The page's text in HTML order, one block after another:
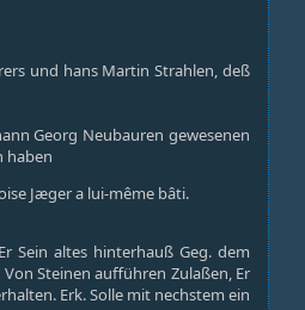
und hans Martin Strahlen, deß
Georg Neubauren gewesenen
haben
Jæger a lui-même bâti.
Sein altes hinterhauß Geg. dem
Steinen aufführen Zulaßen, Er
Erk. Solle mit nechstem ein